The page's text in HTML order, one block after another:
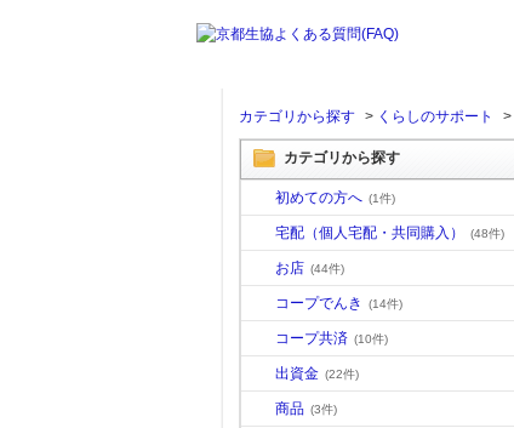
カテゴリから探す > くらしのサポート >
カテゴリから探す
初めての方へ (1件)
宅配（個人宅配・共同購入） (48件)
お店 (44件)
コープでんき (14件)
コープ共済 (10件)
出資金 (22件)
商品 (3件)